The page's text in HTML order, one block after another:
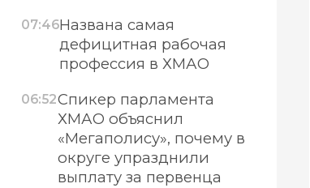
07:46Названа самая
дефицитная рабочая
профессия в ХМАО
06:52Спикер парламента
ХМАО объяснил
«Мегаполису», почему в
округе упразднили
выплату за первенца